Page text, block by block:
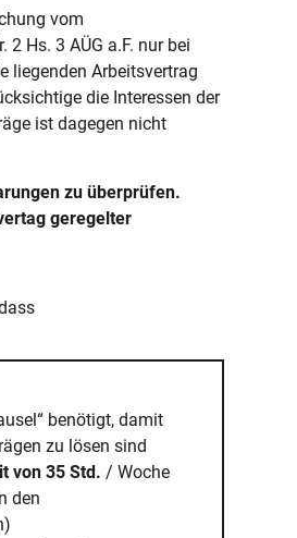
vom
Hs. 3 AÜG a.F. nur bei
liegenden Arbeitsvertrag
die Interessen der
ist dagegen nicht
zu überprüfen.
geregelter
benötigt, damit
zu lösen sind
von 35 Std. / Woche
den